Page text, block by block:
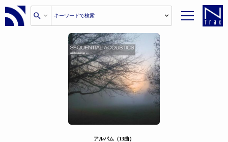
アルバム（13曲）